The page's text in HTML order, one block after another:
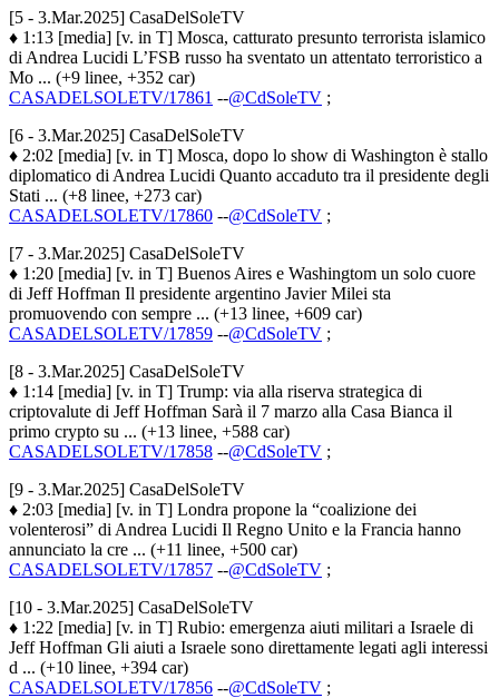
[5 - 3.Mar.2025] CasaDelSoleTV
♦ 1:13 [media] [v. in T] Mosca, catturato presunto terrorista islamico
di Andrea Lucidi L’FSB russo ha sventato un attentato terroristico a
Mo ... (+9 linee, +352 car)
CASADELSOLETV/17861 --@CdSoleTV ;
[6 - 3.Mar.2025] CasaDelSoleTV
♦ 2:02 [media] [v. in T] Mosca, dopo lo show di Washington è stallo
diplomatico di Andrea Lucidi Quanto accaduto tra il presidente degli
Stati ... (+8 linee, +273 car)
CASADELSOLETV/17860 --@CdSoleTV ;
[7 - 3.Mar.2025] CasaDelSoleTV
♦ 1:20 [media] [v. in T] Buenos Aires e Washingtom un solo cuore
di Jeff Hoffman Il presidente argentino Javier Milei sta
promuovendo con sempre ... (+13 linee, +609 car)
CASADELSOLETV/17859 --@CdSoleTV ;
[8 - 3.Mar.2025] CasaDelSoleTV
♦ 1:14 [media] [v. in T] Trump: via alla riserva strategica di
criptovalute di Jeff Hoffman Sarà il 7 marzo alla Casa Bianca il
primo crypto su ... (+13 linee, +588 car)
CASADELSOLETV/17858 --@CdSoleTV ;
[9 - 3.Mar.2025] CasaDelSoleTV
♦ 2:03 [media] [v. in T] Londra propone la “coalizione dei
volenterosi” di Andrea Lucidi Il Regno Unito e la Francia hanno
annunciato la cre ... (+11 linee, +500 car)
CASADELSOLETV/17857 --@CdSoleTV ;
[10 - 3.Mar.2025] CasaDelSoleTV
♦ 1:22 [media] [v. in T] Rubio: emergenza aiuti militari a Israele di
Jeff Hoffman Gli aiuti a Israele sono direttamente legati agli interessi
d ... (+10 linee, +394 car)
CASADELSOLETV/17856 --@CdSoleTV ;